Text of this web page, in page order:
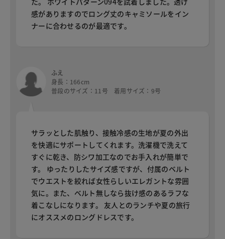
感がありますのでロング丈のキャミソールをイン
ナーに合わせるのが最適です。
ふえ
身長：166cm
普段のサイズ：11号 着用サイズ：9号
サラッとした肌触り、接触冷感の生地が夏の外出
を快適にサポートしてくれます。洗濯機で洗えて
すぐに乾き、防シワ加工なのでお手入れが簡単で
す。 ゆったりしたサイズ感ですが、付属のベルト
でウエストを絞れば女性らしいエレガントな雰囲
気に。また、ベルト無しなら抜け感のあるラフな
着こなしになります。 友人とのランチや夏の旅行
にオススメのロングドレスです。